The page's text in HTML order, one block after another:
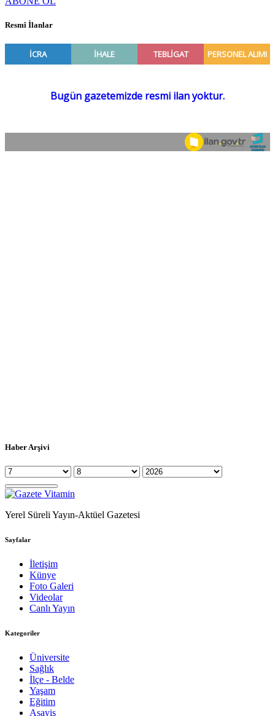
Resmî İlanlar
Haber Arşivi
Yerel Süreli Yayın-Aktüel Gazetesi
Sayfalar
İletişim
Künye
Foto Galeri
Videolar
Canlı Yayın
Kategoriler
Üniversite
Sağlık
İlçe - Belde
Yaşam
Eğitim
Asayiş